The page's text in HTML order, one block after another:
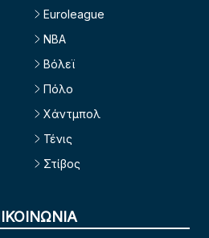
Euroleague
NBA
Βόλεϊ
Πόλο
Χάντμπολ
Τένις
Στίβος